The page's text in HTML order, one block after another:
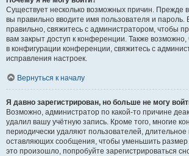
Существует несколько возможных причин. Прежде
вы правильно вводите имя пользователя и
правильно, свяжитесь с администратором, чтобы
вам закрыт доступ к конференции. Также
в конфигурации конференции, свяжитесь с
исправления настроек.
Вернуться к началу
Я давно зарегистрирован, но больше не могу
Возможно, администратор по какой-то причине
удалил вашу учётную запись. Кроме того, многие
периодически удаляют пользователей, длительное
оставляющих сообщения, чтобы уменьшить
это произошло, попробуйте зарегистрироваться